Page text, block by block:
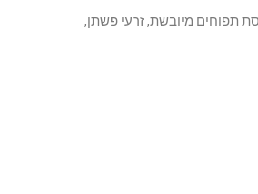
60%, אפונה צהובה, שמן הרינג 6%, חלבון הרינג שעבר הידרוליזה 5%, רוזמרין מיובש 4%, עיסת תפוחים מיובשת, זרעי פשתן,